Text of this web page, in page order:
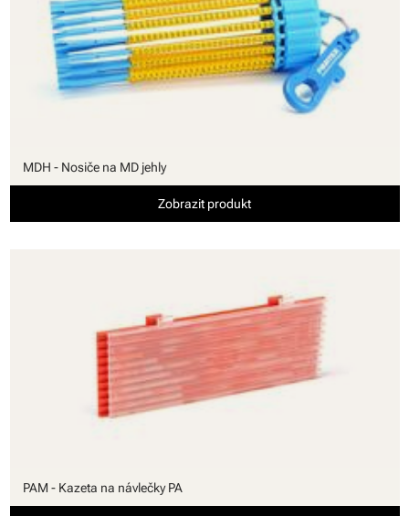
MDH - Nosiče na MD jehly
Zobrazit produkt
PAM - Kazeta na návlečky PA